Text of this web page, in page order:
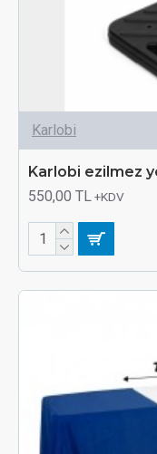
Karlobi
Karlobi ezilmez
550,00 TL +KDV